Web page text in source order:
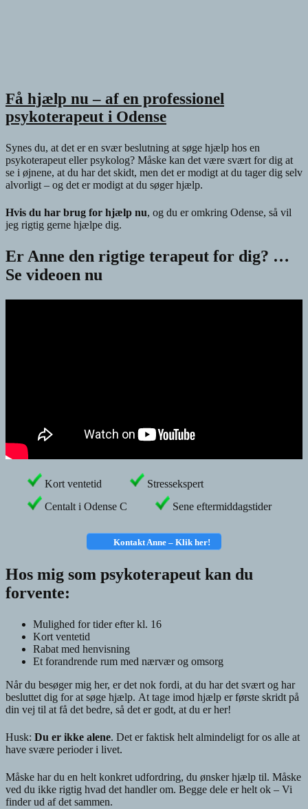
Få hjælp nu – af en professionel
psykoterapeut i Odense
Synes du, at det er en svær beslutning at søge hjælp hos en
psykoterapeut eller psykolog? Måske kan det være svært for dig at
se i øjnene, at du har det skidt, men det er modigt at du tager dig selv
alvorligt – og det er modigt at du søger hjælp.
Hvis du har brug for hjælp nu, og du er omkring Odense, så vil
jeg rigtig gerne hjælpe dig.
Er Anne den rigtige terapeut for dig? …
Se videoen nu
Kort ventetid
Stressekspert
Centalt i Odense C
Sene eftermiddagstider
Kontakt Anne – Klik her!
Hos mig som psykoterapeut kan du
forvente:
Mulighed for tider efter kl. 16
Kort ventetid
Rabat med henvisning
Et forandrende rum med nærvær og omsorg
Når du besøger mig her, er det nok fordi, at du har det svært og har
besluttet dig for at søge hjælp. At tage imod hjælp er første skridt på
din vej til at få det bedre, så det er godt, at du er her!
Husk: Du er ikke alene. Det er faktisk helt almindeligt for os alle at
have svære perioder i livet.
Måske har du en helt konkret udfordring, du ønsker hjælp til. Måske
ved du ikke rigtig hvad det handler om. Begge dele er helt ok – Vi
finder ud af det sammen.